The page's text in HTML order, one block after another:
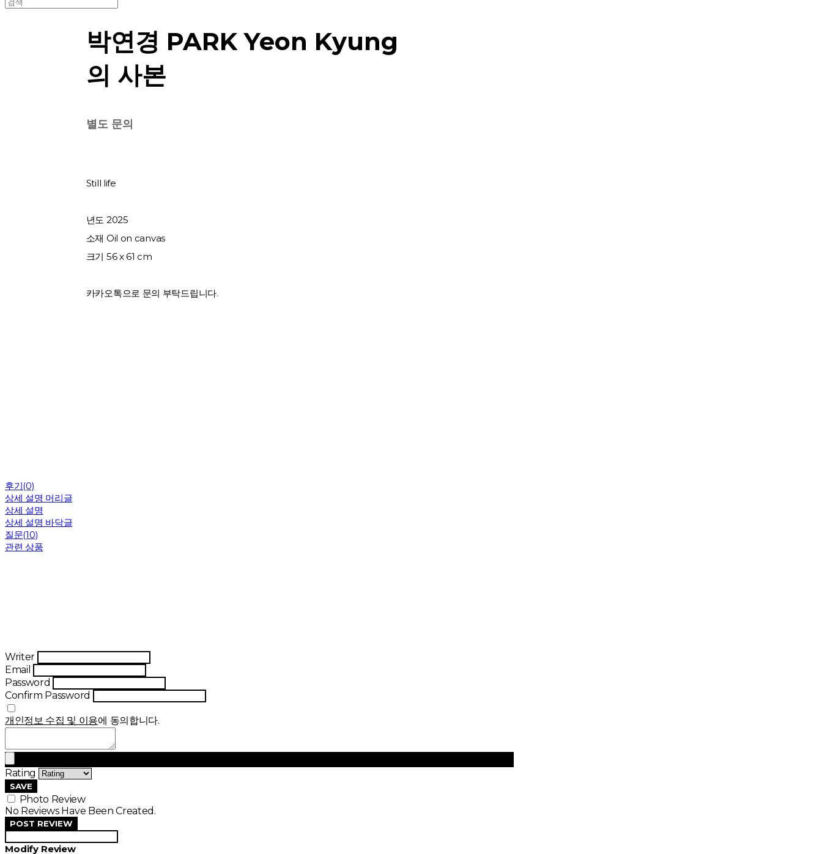
박연경 PARK Yeon Kyung
의 사본
별도 문의
Still life
년도 2025
소재 Oil on canvas
크기 56 x 61 cm
카카오톡으로 문의 부탁드립니다.
후기(0)
상세 설명 머리글
상세 설명
상세 설명 바닥글
질문(10)
관련 상품
Writer
Email
Password
Confirm Password
개인정보 수집 및 이용에 동의합니다.
Rating
SAVE
Photo Review
No Reviews Have Been Created.
POST REVIEW
Modify Review